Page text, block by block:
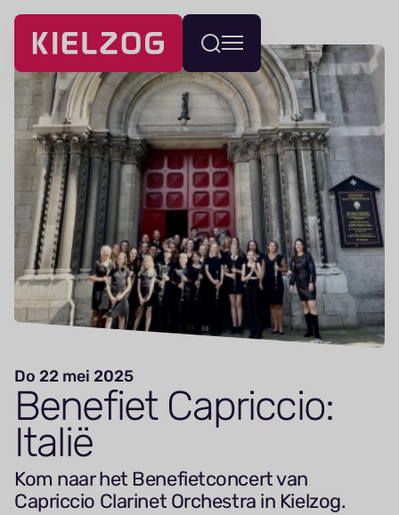
Navigatie
overslaan
Wissel
menu
Do 22 mei 2025
Benefiet Capriccio:
Italië
Kom naar het Benefietconcert van
Capriccio Clarinet Orchestra in Kielzog.